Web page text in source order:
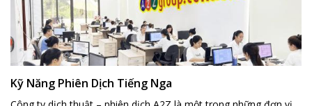
Kỹ Năng Phiên Dịch Tiếng Nga